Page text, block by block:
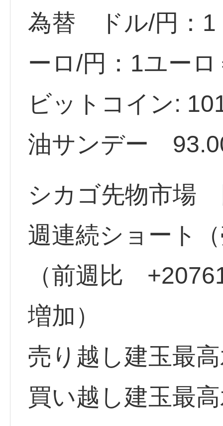
為替 ドル/円：
ーロ/円：1ユー
ビットコイン:
油サンデー
シカゴ先物市
週連続ショート
（前週比
増加）
売り越し建玉最
買い越し建玉最